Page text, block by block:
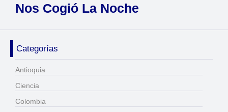
Nos Cogió La Noche
Categorías
Antioquia
Ciencia
Colombia